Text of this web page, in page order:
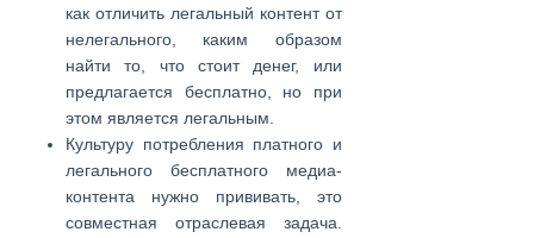
как отличить легальный контент от
нелегального, каким образом
найти то, что стоит денег, или
предлагается бесплатно, но при
этом является легальным.
Культуру потребления платного и
легального бесплатного медиа-
контента нужно прививать, это
совместная отраслевая задача.